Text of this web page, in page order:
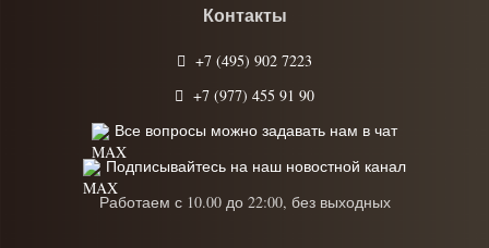
Контакты
+7 (495) 902 7223
+7 (977) 455 91 90
Все вопросы можно задавать нам в чат
Подписывайтесь на наш новостной канал
Работаем с 10.00 до 22:00, без выходных